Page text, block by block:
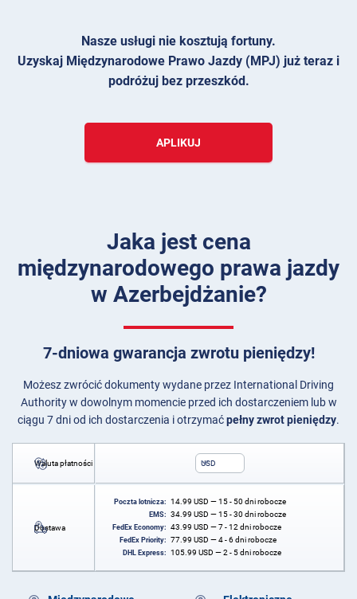
Nasze usługi nie kosztują fortuny.
Uzyskaj Międzynarodowe Prawo Jazdy (MPJ) już teraz i
podróżuj bez przeszkód.
APLIKUJ
Jaka jest cena
międzynarodowego prawa jazdy
w Azerbejdżanie?
7-dniowa gwarancja zwrotu pieniędzy!
Możesz zwrócić dokumenty wydane przez International Driving
Authority w dowolnym momencie przed ich dostarczeniem lub w
ciągu 7 dni od ich dostarczenia i otrzymaćpełny zwrot pieniędzy.
Waluta płatności USD
Dostawa
Poczta lotnicza: 14.99 USD — 15 - 50 dni robocze
EMS: 34.99 USD — 15 - 30 dni robocze
FedEx Economy: 43.99 USD — 7 - 12 dni robocze
FedEx Priority: 77.99 USD — 4 - 6 dni robocze
DHL Express: 105.99 USD — 2 - 5 dni robocze